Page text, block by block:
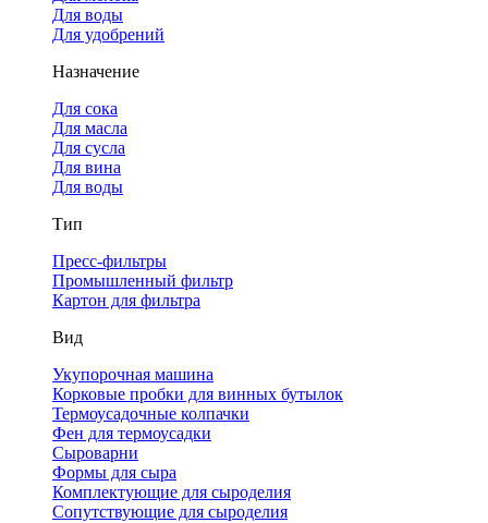
Для воды
Для удобрений
Назначение
Для сока
Для масла
Для сусла
Для вина
Для воды
Тип
Пресс-фильтры
Промышленный фильтр
Картон для фильтра
Вид
Укупорочная машина
Корковые пробки для винных бутылок
Термоусадочные колпачки
Фен для термоусадки
Сыроварни
Формы для сыра
Комплектующие для сыроделия
Сопутствующие для сыроделия